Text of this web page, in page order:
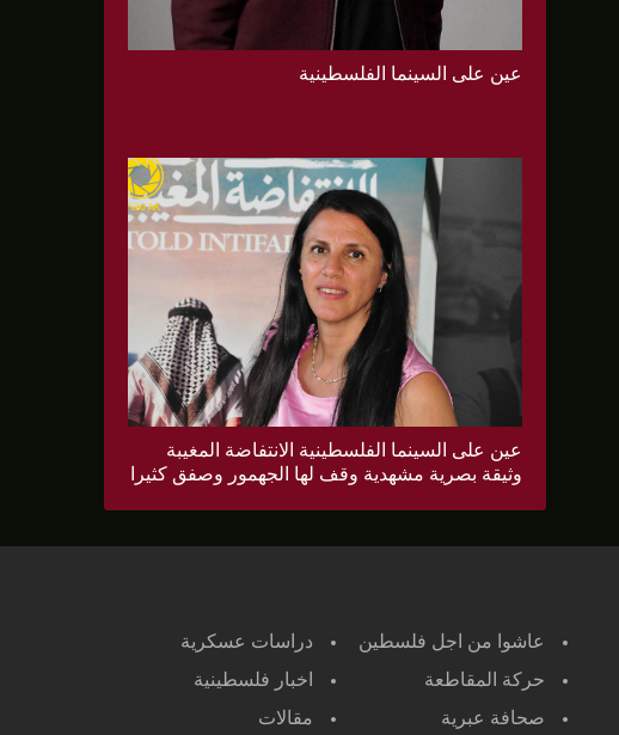
عين على السينما الفلسطينية
عين على السينما الفلسطينية الانتفاضة المغيبة
وثيقة بصرية مشهدية وقف لها الجهمور وصفق كثيرا
عاشوا من اجل فلسطين
دراسات عسكرية
حركة المقاطعة
اخبار فلسطينية
صحافة عبرية مقالات